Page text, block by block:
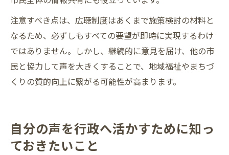
注意すべき点は、広聴制度はあくまで施策検討の材料と
なるため、必ずしもすべての要望が即時に実現するわけ
ではありません。しかし、継続的に意見を届け、他の市
民と協力して声を大きくすることで、地域福祉やまちづ
くりの質的向上に繋がる可能性が高まります。
自分の声を行政へ活かすために知っ
ておきたいこと